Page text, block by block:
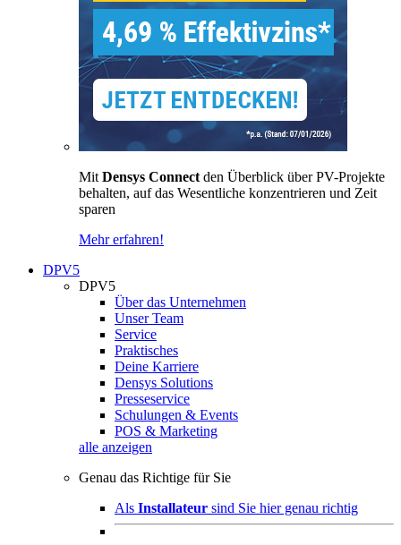
Mit Densys Connect den Überblick über PV-Projekte
behalten, auf das Wesentliche konzentrieren und Zeit
sparen
Mehr erfahren!
DPV5
DPV5
Über das Unternehmen
Unser Team
Service
Praktisches
Deine Karriere
Densys Solutions
Presseservice
Schulungen & Events
POS & Marketing
alle anzeigen
Genau das Richtige für Sie
Als Installateur sind Sie hier genau richtig